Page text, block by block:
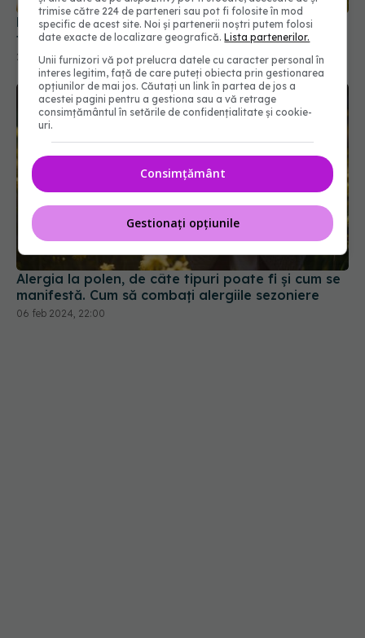
De ce ești alergic: cauzele alergiilor, simptome,
tratament, prevenție
22 aug 2023, 21:23
Alergia la polen, de câte tipuri poate fi și cum se
manifestă. Cum să combați alergiile sezoniere
06 feb 2024, 22:00
trimise către 224 de parteneri sau pot fi folosite în mod
specific de acest site. Noi și partenerii noștri putem folosi
date exacte de localizare geografică.Lista partenerilor.
Unii furnizori vă pot prelucra datele cu caracter personal în
interes legitim, față de care puteți obiecta prin gestionarea
opțiunilor de mai jos. Căutați un link în partea de jos a
acestei pagini pentru a gestiona sau a vă retrage
consimțământul în setările de confidențialitate și cookie-
uri.
Consimțământ
Gestionați opțiunile